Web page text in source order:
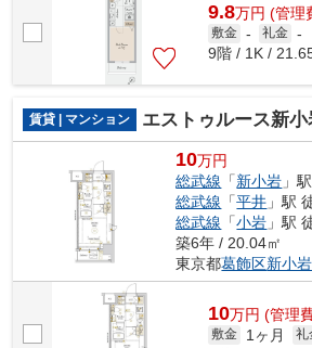
9.8万円 (管理
敷金 - 礼金 -
9階 / 1K /
賃貸 | マンション エストゥルース新小
10万円
総武線 「新小岩 」
総武線 「平井 」駅
総武線 「小岩 」駅
築6年 / 20.04㎡
東京都葛飾区新小岩
10万円 (管理
敷金 1ヶ月 礼